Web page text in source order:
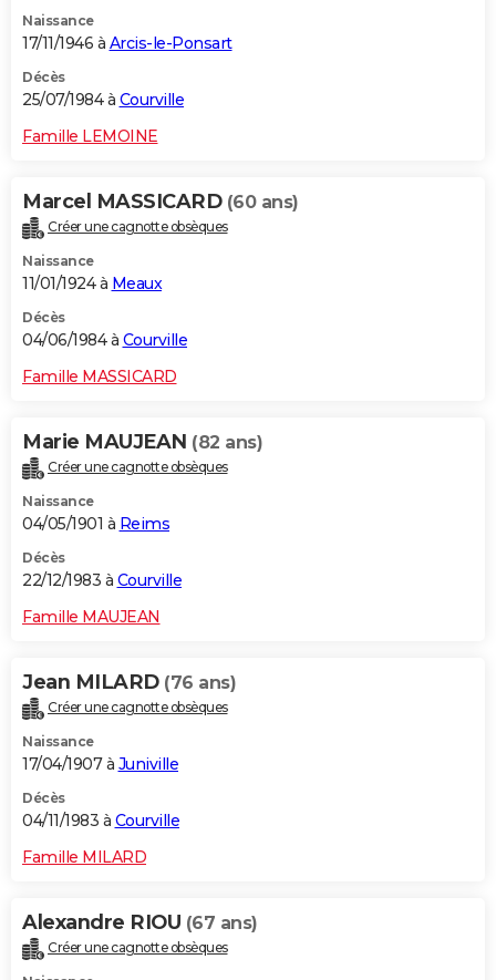
Naissance
17/11/1946 à Arcis-le-Ponsart
Décès
25/07/1984 à Courville
Famille LEMOINE
Marcel MASSICARD (60 ans)
Créer une cagnotte obsèques
Naissance
11/01/1924 à Meaux
Décès
04/06/1984 à Courville
Famille MASSICARD
Marie MAUJEAN (82 ans)
Créer une cagnotte obsèques
Naissance
04/05/1901 à Reims
Décès
22/12/1983 à Courville
Famille MAUJEAN
Jean MILARD (76 ans)
Créer une cagnotte obsèques
Naissance
17/04/1907 à Juniville
Décès
04/11/1983 à Courville
Famille MILARD
Alexandre RIOU (67 ans)
Créer une cagnotte obsèques